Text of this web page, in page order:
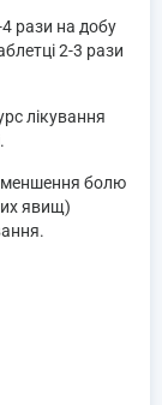
рази на добу
2-3 рази
лікування
болю
явищ)